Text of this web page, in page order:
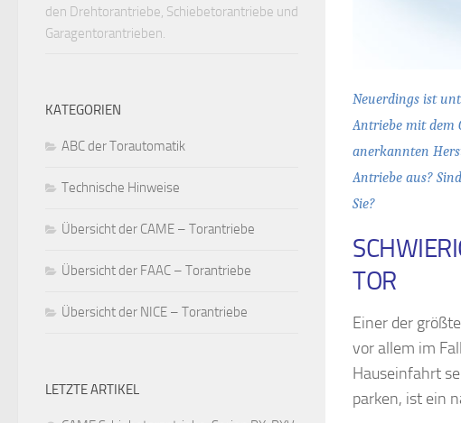
Neuerdings ist
Antriebe mit dem
anerkannten
Antriebe aus?
Sie?
TOR
Einer der
vor allem im
Hauseinfahrt
parken, ist ein
den Drehtorantriebe, Schiebetorantriebe und
Garagentorantrieben.
KATEGORIEN
ABC der Torautomatik
Technische Hinweise
Übersicht der CAME – Torantriebe
Übersicht der FAAC – Torantriebe
Übersicht der NICE – Torantriebe
LETZTE ARTIKEL